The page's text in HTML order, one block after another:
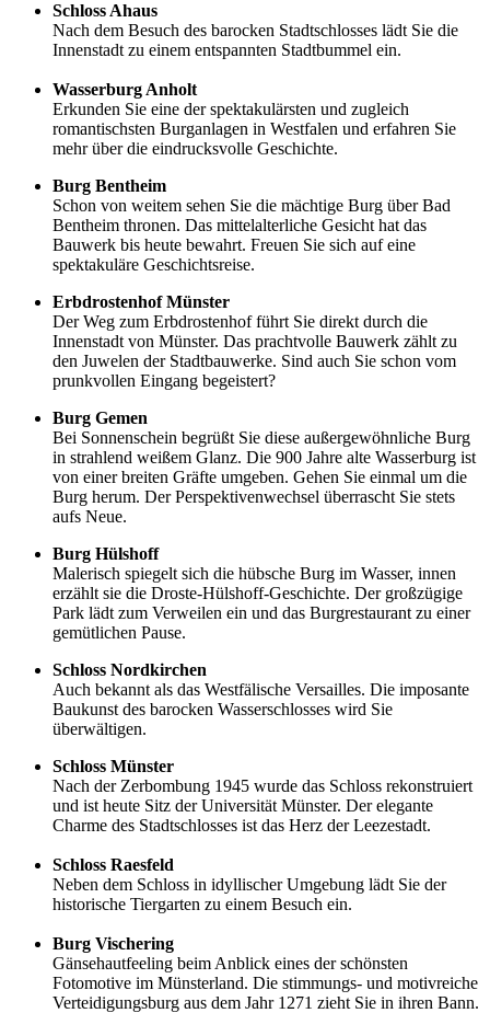
Schloss Ahaus
Nach dem Besuch des barocken Stadtschlosses lädt Sie die
Innenstadt zu einem entspannten Stadtbummel ein.
Wasserburg Anholt
Erkunden Sie eine der spektakulärsten und zugleich
romantischsten Burganlagen in Westfalen und erfahren Sie
mehr über die eindrucksvolle Geschichte.
Burg Bentheim
Schon von weitem sehen Sie die mächtige Burg über Bad
Bentheim thronen. Das mittelalterliche Gesicht hat das
Bauwerk bis heute bewahrt. Freuen Sie sich auf eine
spektakuläre Geschichtsreise.
Erbdrostenhof Münster
Der Weg zum Erbdrostenhof führt Sie direkt durch die
Innenstadt von Münster. Das prachtvolle Bauwerk zählt zu
den Juwelen der Stadtbauwerke. Sind auch Sie schon vom
prunkvollen Eingang begeistert?
Burg Gemen
Bei Sonnenschein begrüßt Sie diese außergewöhnliche Burg
in strahlend weißem Glanz. Die 900 Jahre alte Wasserburg ist
von einer breiten Gräfte umgeben. Gehen Sie einmal um die
Burg herum. Der Perspektivenwechsel überrascht Sie stets
aufs Neue.
Burg Hülshoff
Malerisch spiegelt sich die hübsche Burg im Wasser, innen
erzählt sie die Droste-Hülshoff-Geschichte. Der großzügige
Park lädt zum Verweilen ein und das Burgrestaurant zu einer
gemütlichen Pause.
Schloss Nordkirchen
Auch bekannt als das Westfälische Versailles. Die imposante
Baukunst des barocken Wasserschlosses wird Sie
überwältigen.
Schloss Münster
Nach der Zerbombung 1945 wurde das Schloss rekonstruiert
und ist heute Sitz der Universität Münster. Der elegante
Charme des Stadtschlosses ist das Herz der Leezestadt.
Schloss Raesfeld
Neben dem Schloss in idyllischer Umgebung lädt Sie der
historische Tiergarten zu einem Besuch ein.
Burg Vischering
Gänsehautfeeling beim Anblick eines der schönsten
Fotomotive im Münsterland. Die stimmungs- und motivreiche
Verteidigungsburg aus dem Jahr 1271 zieht Sie in ihren Bann.